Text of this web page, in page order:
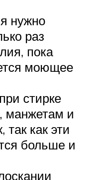
нужно
раз
пока
моющее
стирке
манжетам и
как эти
больше и